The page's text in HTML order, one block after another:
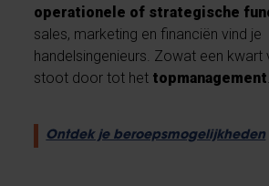
operationele of strategische
sales, marketing en financiën vind je
handelsingenieurs. Zowat een kwart
stoot door tot het topmanagement.
Ontdek je beroepsmogelijkheden